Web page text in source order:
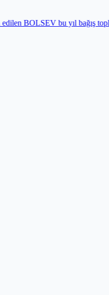
bağış toplamadıGündem